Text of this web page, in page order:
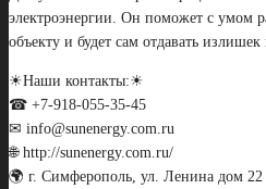
электроэнергии. Он поможет с умом
объекту и будет сам отдавать
☀Наши контакты:☀
☎ +7-918-055-35-45
✉ info@sunenergy.com.ru
🌐 http://sunenergy.com.ru/
🌍 г. Симферополь, ул. Ленина дом 22